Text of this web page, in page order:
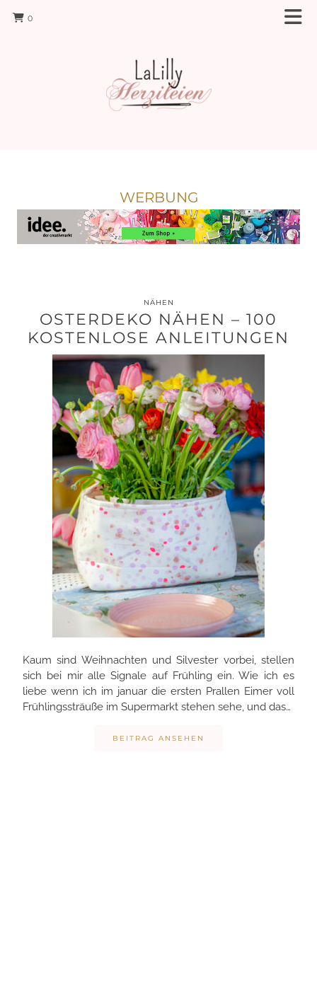
0
WERBUNG
NÄHEN
OSTERDEKO NÄHEN – 100
KOSTENLOSE ANLEITUNGEN
Kaum sind Weihnachten und Silvester vorbei, stellen
sich bei mir alle Signale auf Frühling ein. Wie ich es
liebe wenn ich im januar die ersten Prallen Eimer voll
Frühlingssträuße im Supermarkt stehen sehe, und das…
BEITRAG ANSEHEN